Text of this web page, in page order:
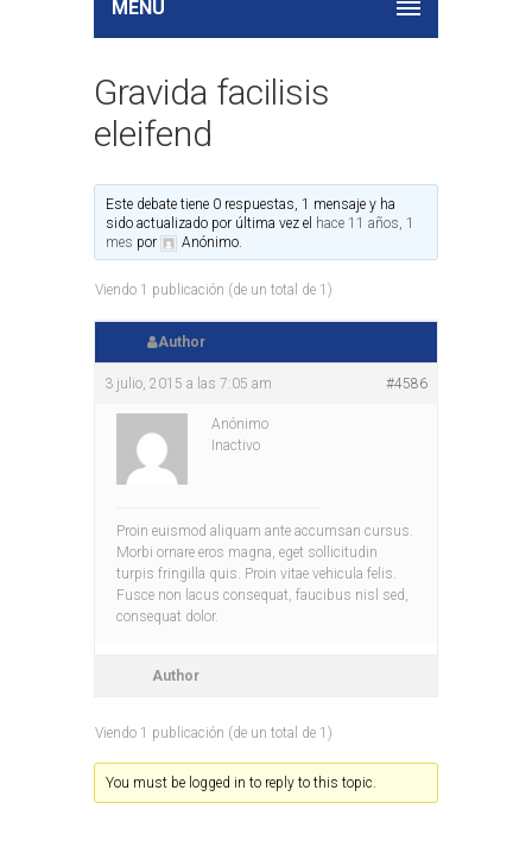
MENU
Gravida facilisis
eleifend
Este debate tiene 0 respuestas, 1 mensaje y ha
sido actualizado por última vez el hace 11 años, 1
mes por Anónimo.
Viendo 1 publicación (de un total de 1)
Author
3 julio, 2015 a las 7:05 am #4586
Anónimo
Inactivo
Proin euismod aliquam ante accumsan cursus.
Morbi ornare eros magna, eget sollicitudin
turpis fringilla quis. Proin vitae vehicula felis.
Fusce non lacus consequat, faucibus nisl sed,
consequat dolor.
Author
Viendo 1 publicación (de un total de 1)
You must be logged in to reply to this topic.